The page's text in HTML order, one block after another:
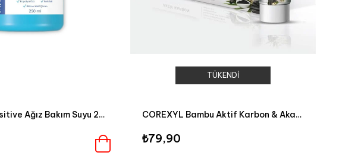
Mr.Fresh Sensitive Ağız Bakım Suyu 250 ml
TÜKENDI
COREXYL Bambu Aktif Karbon & Akasya Bitki Özlü % 100 Doğal Diş Macunu 100 ml
₺79,90